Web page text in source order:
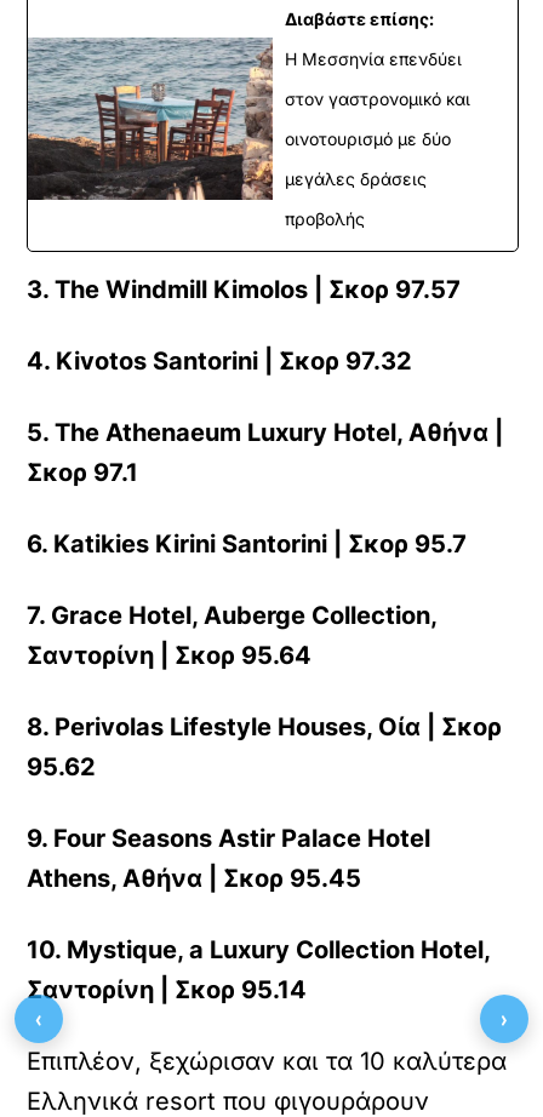
Διαβάστε επίσης:
Η Μεσσηνία επενδύει
στον γαστρονομικό και
οινοτουρισμό με δύο
μεγάλες δράσεις
προβολής
3. The Windmill Kimolos | Σκορ 97.57
4. Kivotos Santorini | Σκορ 97.32
5. The Athenaeum Luxury Hotel, Αθήνα |
Σκορ 97.1
6. Katikies Kirini Santorini | Σκορ 95.7
7. Grace Hotel, Auberge Collection,
Σαντορίνη | Σκορ 95.64
8. Perivolas Lifestyle Houses, Οία | Σκορ
95.62
9. Four Seasons Astir Palace Hotel
Athens, Αθήνα | Σκορ 95.45
10. Mystique, a Luxury Collection Hotel,
Σαντορίνη | Σκορ 95.14
Επιπλέον, ξεχώρισαν και τα 10 καλύτερα
Ελληνικά resort που φιγουράρουν
‹ ›